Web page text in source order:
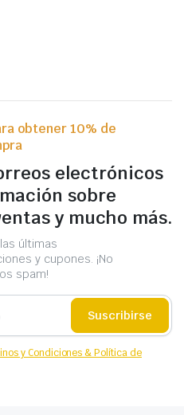
obtener 10% de
electrónicos
sobre
y mucho más.
últimas
y cupones. ¡No
spam!
Suscribirse
y Condiciones & Política de